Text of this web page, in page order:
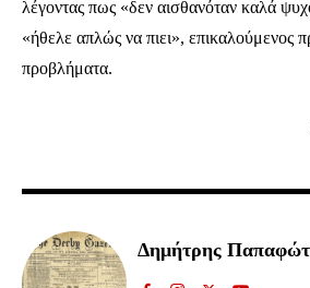
συνδρομητών μας και
συζήτησης.
λέγοντας πως «δεν αισθανόταν καλά
«ήθελε απλώς να πιει», επικαλούμενος
προβλήματα.
Δημήτρης